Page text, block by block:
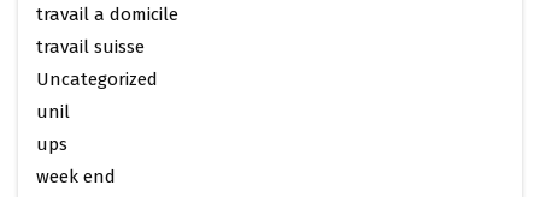
travail a domicile
travail suisse
Uncategorized
unil
ups
week end